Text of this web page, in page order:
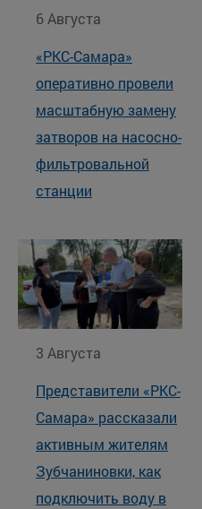
6 Августа
«РКС-Самара»
оперативно провели
масштабную замену
затворов на насосно-
фильтровальной
станции
3 Августа
Представители «РКС-
Самара» рассказали
активным жителям
Зубчаниновки, как
подключить воду в